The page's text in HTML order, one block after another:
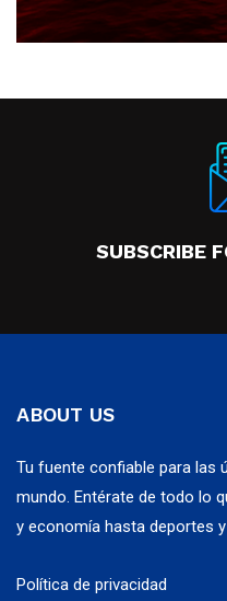
SUBSCRIBE
ABOUT US
Tu fuente confiable para las
mundo. Entérate de todo lo
y economía hasta deportes
Política de privacidad